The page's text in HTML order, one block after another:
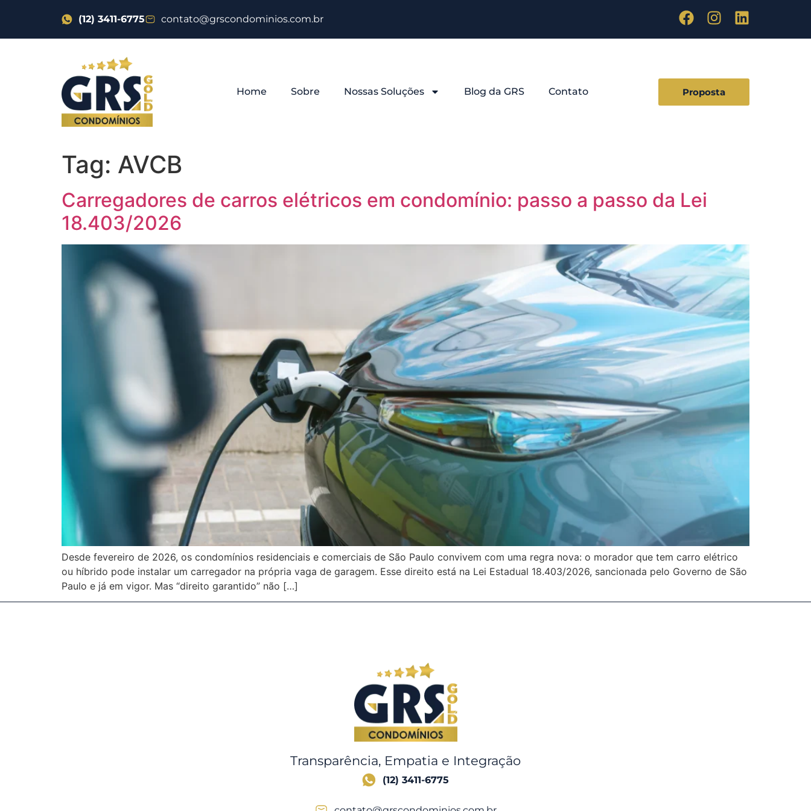
(12) 3411-6775 contato@grscondominios.com.br
Home Sobre Nossas Soluções Blog da GRS Contato Proposta
Tag: AVCB
Carregadores de carros elétricos em condomínio: passo a passo da Lei
18.403/2026
Desde fevereiro de 2026, os condomínios residenciais e comerciais de São Paulo convivem com uma regra nova: o morador que tem carro elétrico
ou híbrido pode instalar um carregador na própria vaga de garagem. Esse direito está na Lei Estadual 18.403/2026, sancionada pelo Governo de São
Paulo e já em vigor. Mas “direito garantido” não […]
Transparência, Empatia e Integração
(12) 3411-6775